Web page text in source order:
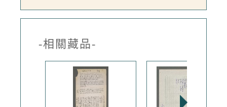
-相關藏品-